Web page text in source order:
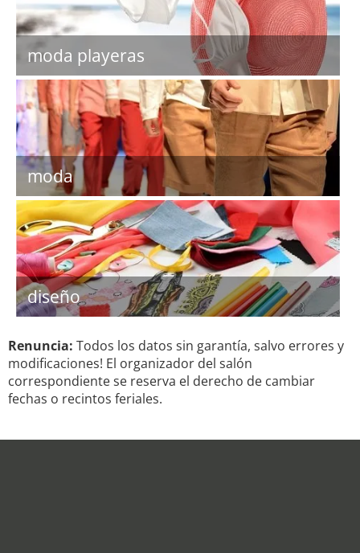
moda playeras
moda
diseño
Renuncia: Todos los datos sin garantía, salvo errores y
modificaciones! El organizador del salón
correspondiente se reserva el derecho de cambiar
fechas o recintos feriales.